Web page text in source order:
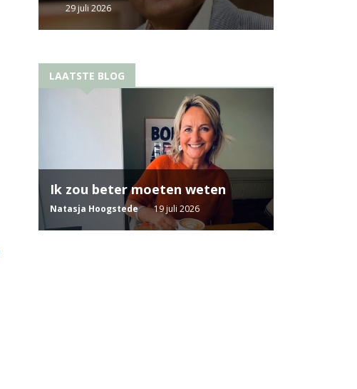
29 juli 2026
LAATSTE BLOG
Ik zou beter moeten weten
Natasja Hoogstede 19 juli 2026